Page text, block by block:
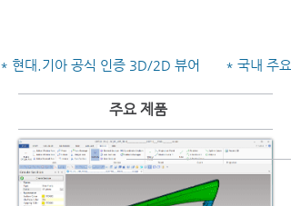
* 현대.기아 공식 인증 3D/2D 뷰어       * 국내
주요 제품